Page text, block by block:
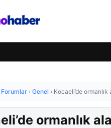
Forumlar › Genel › Kocaeli’de
ormanlık